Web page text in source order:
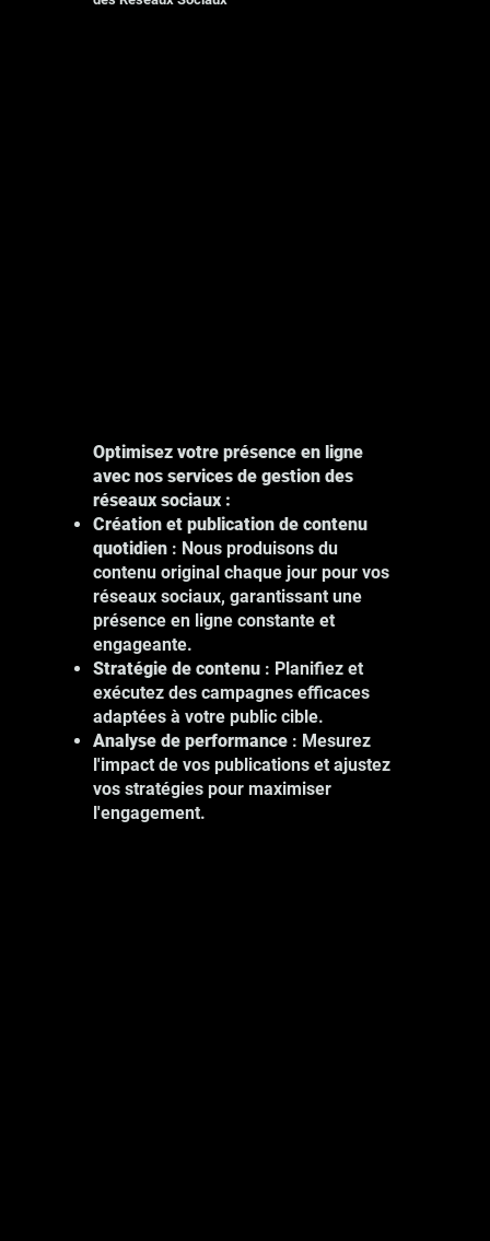
Nos services de photographie à
Montréal incluent :
Photographie de produits : Mettez en
valeur vos produits avec des images
de haute qualité.
Photographie d'événements :
Capturez les moments clés de vos
événements professionnels.
Photographie de portrait : Montrez le
visage humain de votre entreprise.
Optimisez votre présence en ligne
avec nos services de gestion des
réseaux sociaux :
Création et publication de contenu
quotidien: Nous produisons du
contenu original chaque jour pour vos
réseaux sociaux, garantissant une
présence en ligne constante et
engageante.
Stratégie de contenu: Planifiez et
exécutez des campagnes efficaces
adaptées à votre public cible.
Analyse de performance: Mesurez
l'impact de vos publications et ajustez
vos stratégies pour maximiser
l'engagement.